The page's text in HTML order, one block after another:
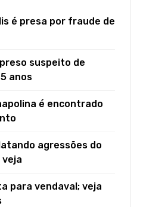
é presa por fraude de
suspeito de
anos
é encontrado
agressões do
para vendaval; veja